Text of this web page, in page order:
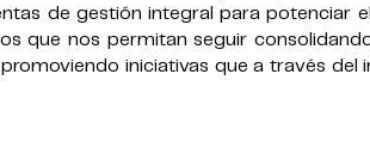
de gestión integral para potenciar
que nos permitan seguir
iniciativas que a través